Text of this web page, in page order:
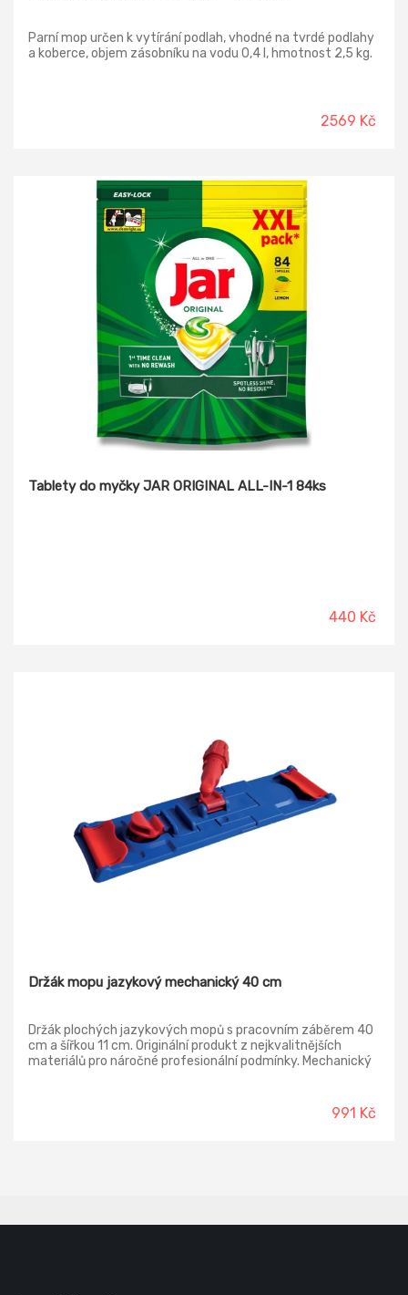
Parní mop určen k vytírání podlah, vhodné na tvrdé podlahy
a koberce, objem zásobníku na vodu 0,4 l, hmotnost 2,5 kg.
2569 Kč
Tablety do myčky JAR ORIGINAL ALL-IN-1 84ks
440 Kč
Držák mopu jazykový mechanický 40 cm
Držák plochých jazykových mopů s pracovním záběrem 40
cm a šířkou 11 cm. Originální produkt z nejkvalitnějších
materiálů pro náročné profesionální podmínky. Mechanický
991 Kč